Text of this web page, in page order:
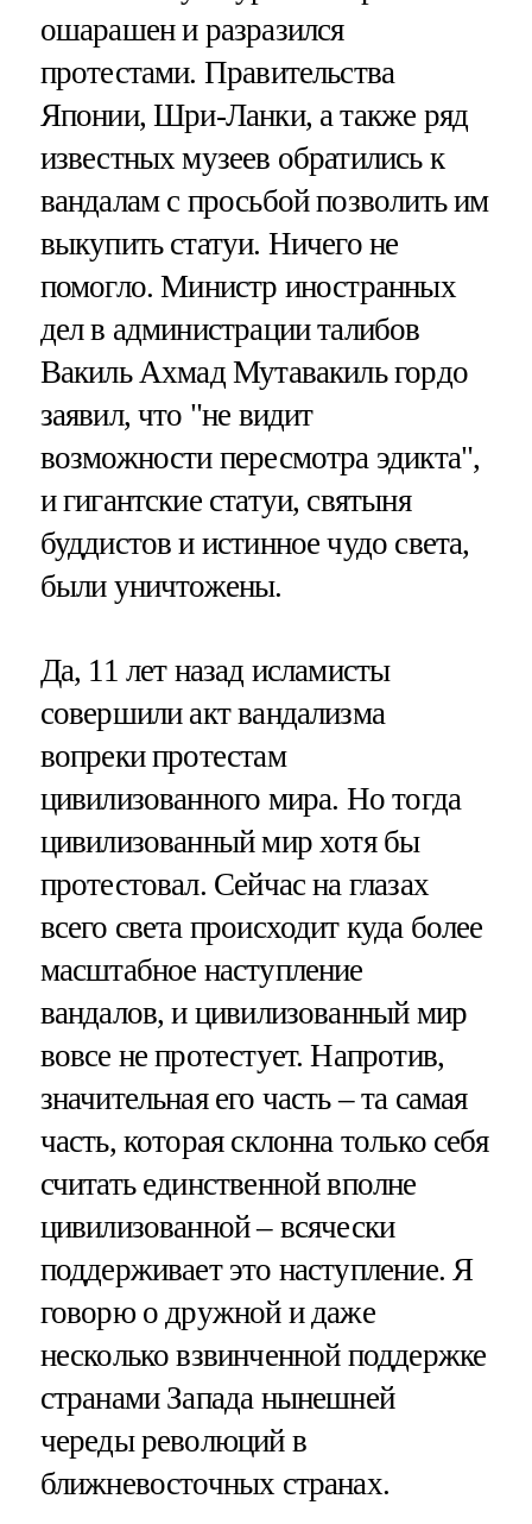
ошарашен и разразился
протестами. Правительства
Японии, Шри-Ланки, а также ряд
известных музеев обратились к
вандалам с просьбой позволить им
выкупить статуи. Ничего не
помогло. Министр иностранных
дел в администрации талибов
Вакиль Ахмад Мутавакиль гордо
заявил, что "не видит
возможности пересмотра эдикта",
и гигантские статуи, святыня
буддистов и истинное чудо света,
были уничтожены.
Да, 11 лет назад исламисты
совершили акт вандализма
вопреки протестам
цивилизованного мира. Но тогда
цивилизованный мир хотя бы
протестовал. Сейчас на глазах
всего света происходит куда более
масштабное наступление
вандалов, и цивилизованный мир
вовсе не протестует. Напротив,
значительная его часть – та самая
часть, которая склонна только себя
считать единственной вполне
цивилизованной – всячески
поддерживает это наступление. Я
говорю о дружной и даже
несколько взвинченной поддержке
странами Запада нынешней
череды революций в
ближневосточных странах.